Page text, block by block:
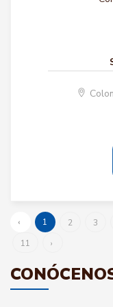
‹ 1 2 3
11
›